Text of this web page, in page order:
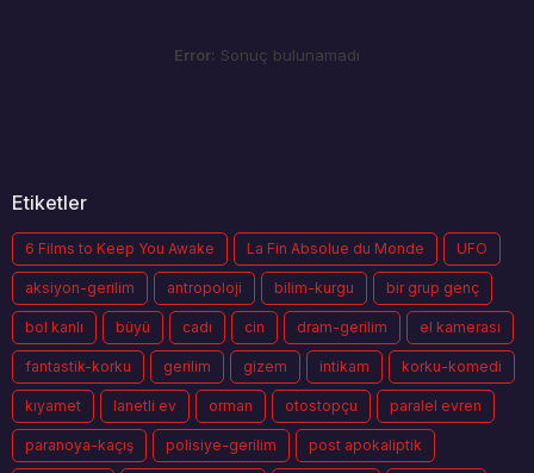
Error: Sonuç bulunamadı
Etiketler
6 Films to Keep You Awake La Fin Absolue du Monde UFO
aksiyon-gerilim antropoloji bilim-kurgu bir grup genç
bol kanlı büyü cadı cin dram-gerilim el kamerası
fantastik-korku gerilim gizem intikam korku-komedi
kıyamet lanetli ev orman otostopçu paralel evren
paranoya-kaçış polisiye-gerilim post apokaliptik